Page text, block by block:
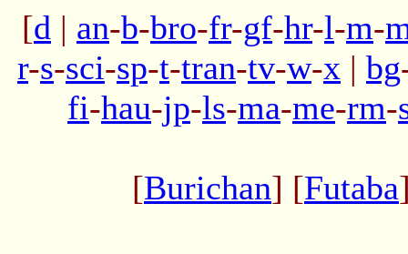
[d | an-b-bro-fr-gf-hr-l-m-
r-s-sci-sp-t-tran-tv-w-x | bg
fi-hau-jp-ls-ma-me-rm-
[Burichan] [Futaba